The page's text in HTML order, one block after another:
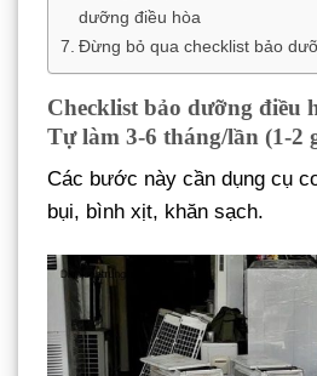
dưỡng điều hòa
Đừng bỏ qua checklist bảo
Checklist bảo dưỡng điều
Tự làm 3-6 tháng/lần (1-2
Các bước này cần dụng cụ
bụi, bình xịt, khăn sạch.